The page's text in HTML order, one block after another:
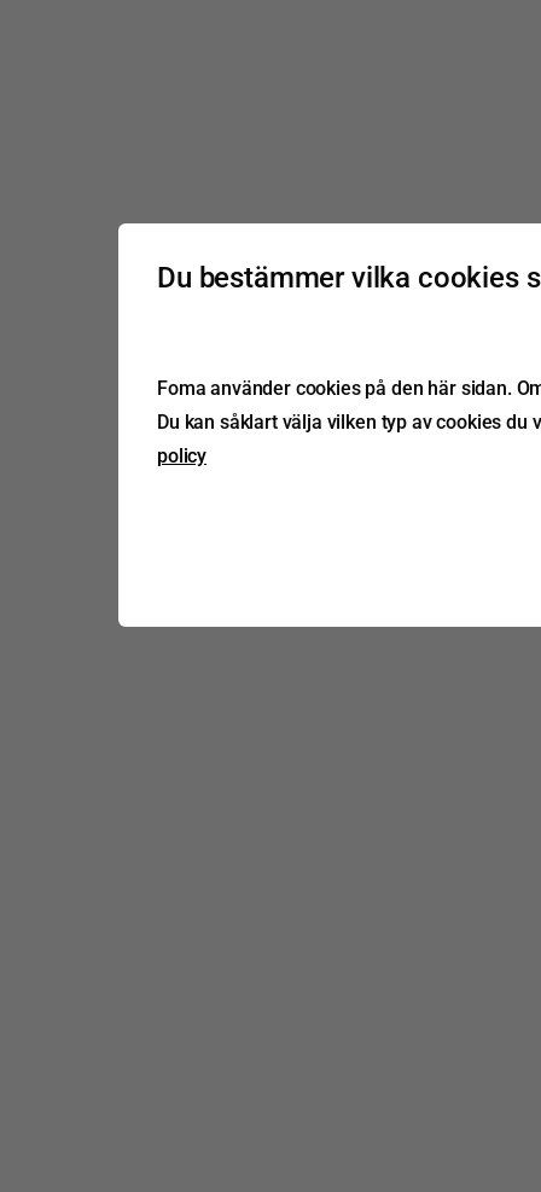
Du bestämmer vilka cookies
Foma använder cookies på den här sidan.
Du kan såklart välja vilken typ av cookies
policy